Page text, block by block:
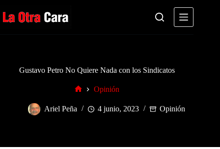
al
contenido
Gustavo Petro No Quiere Nada con los Sindicatos
Opinión
Ariel Peña 4 junio, 2023 Opinión